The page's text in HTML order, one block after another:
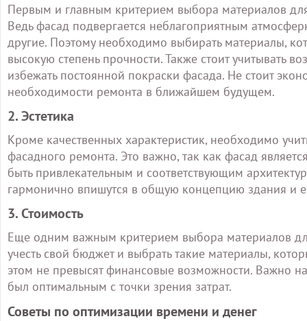
Первым и главным критерием выбора материалов
Ведь фасад подвергается неблагоприятным
другие. Поэтому необходимо выбирать материалы,
высокую степень прочности. Также стоит учитывать
избежать постоянной покраски фасада. Не стоит
необходимости ремонта в ближайшем будущем.
2. Эстетика
Кроме качественных характеристик, необходимо
фасадного ремонта. Это важно, так как фасад
быть привлекательным и соответствующим
гармонично впишутся в общую концепцию здания и
3. Стоимость
Еще одним важным критерием выбора материалов
учесть свой бюджет и выбрать такие материалы,
этом не превысят финансовые возможности. Важно
был оптимальным с точки зрения затрат.
Советы по оптимизации времени и денег